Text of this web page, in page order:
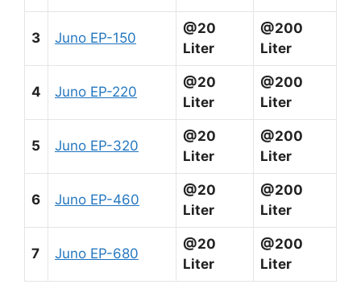
3 Juno EP-150
@20
Liter
@200
Liter
4 Juno EP-220
@20
Liter
@200
Liter
5 Juno EP-320
@20
Liter
@200
Liter
6 Juno EP-460
@20
Liter
@200
Liter
7 Juno EP-680
@20
Liter
@200
Liter